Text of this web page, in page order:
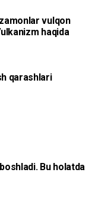
vulqon
haqida
qarashlari
Bu holatda